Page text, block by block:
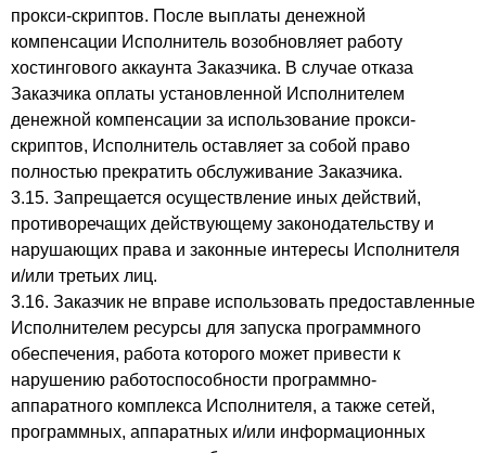
прокси-скриптов. После выплаты денежной
компенсации Исполнитель возобновляет работу
хостингового аккаунта Заказчика. В случае отказа
Заказчика оплаты установленной Исполнителем
денежной компенсации за использование прокси-
скриптов, Исполнитель оставляет за собой право
полностью прекратить обслуживание Заказчика.
3.15. Запрещается осуществление иных действий,
противоречащих действующему законодательству и
нарушающих права и законные интересы Исполнителя
и/или третьих лиц.
3.16. Заказчик не вправе использовать предоставленные
Исполнителем ресурсы для запуска программного
обеспечения, работа которого может привести к
нарушению работоспособности программно-
аппаратного комплекса Исполнителя, а также сетей,
программных, аппаратных и/или информационных